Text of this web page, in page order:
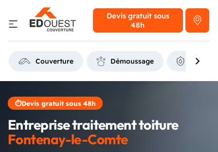
Devis gratuit sous
48h
Couverture Démoussage
⏱Devis gratuit sous 48h
Entreprise traitement toiture
Fontenay-le-Comte